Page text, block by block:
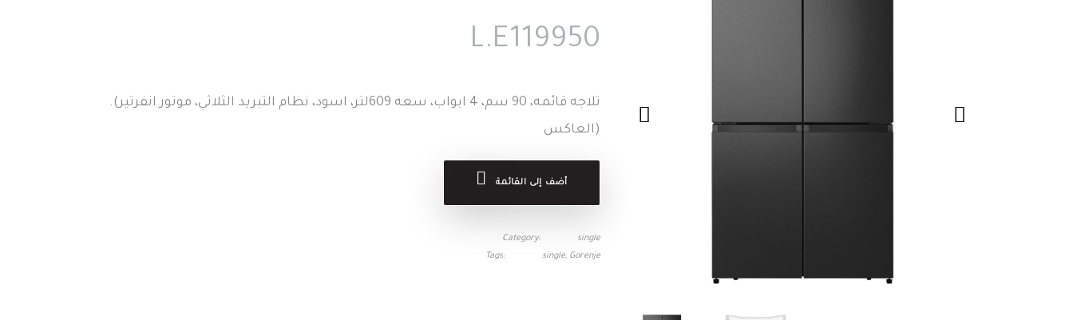
119950
.(تلاجه قائمه، 90 سم، 4 ابواب، سعه 609لتر، اسود، نظام التبريد الثلاثي، موتور انفرتير
(العاكس
أضف إلى القائمة
Category
single
Tags
single Gorenje